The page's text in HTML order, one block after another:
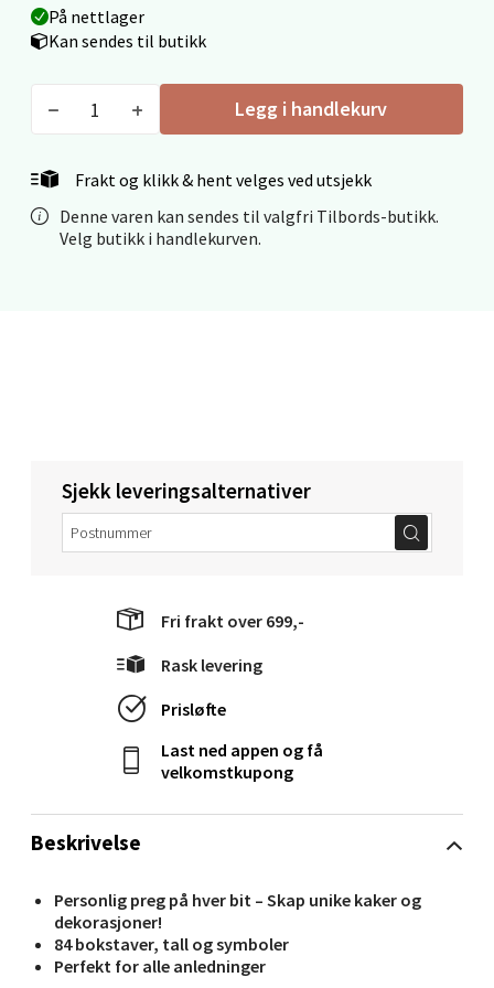
På nettlager
Kan sendes til butikk
Legg i handlekurv
Frakt og klikk & hent velges ved utsjekk
Denne varen kan sendes til valgfri Tilbords-butikk.
Velg butikk i handlekurven.
Beskrivelse
Personlig preg på hver bit – Skap unike kaker og
dekorasjoner!
84 bokstaver, tall og symboler
Perfekt for alle anledninger
Sjekk leveringsalternativer
Fri frakt over 699,-
Rask levering
Prisløfte
Last ned appen og få
velkomstkupong
Fridtjof Nansensgate 22, 8622 Mo i Rana
0 i butikk
Velg
Molde - Moldetorget
Torget 1, 6413 Molde
Åpent i dag 10-20
0 i butikk
Narvik - Thon Senter Malmporten
Bolagsgata 1, 8514 Narvik